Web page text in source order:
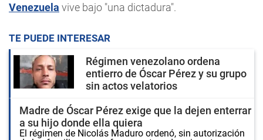
Venezuela vive bajo "una dictadura".
TE PUEDE INTERESAR
Régimen venezolano ordena
entierro de Óscar Pérez y su grupo
sin actos velatorios
Madre de Óscar Pérez exige que la dejen enterrar
a su hijo donde ella quiera
El régimen de Nicolás Maduro ordenó, sin autorización